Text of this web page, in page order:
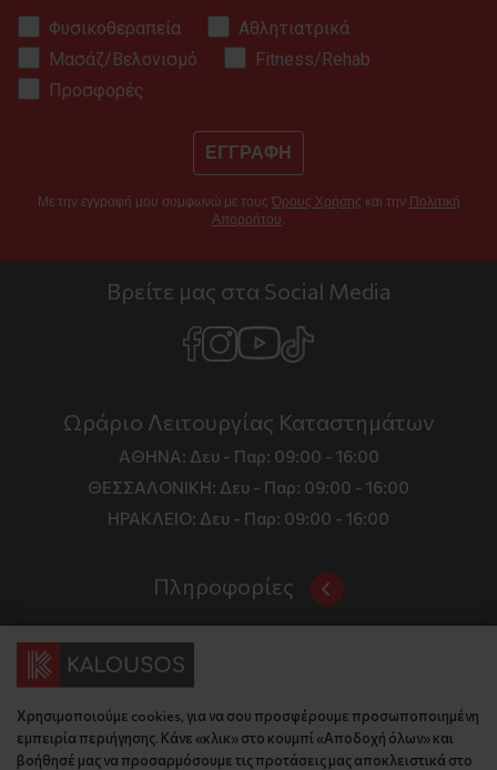
Φυσικοθεραπεία
Αθλητιατρικά
Μασάζ/Βελονισμό
Fitness/Rehab
Προσφορές
ΕΓΓΡΑΦΗ
Με την εγγραφή μου συμφωνώ με τους Όρους Χρήσης και την Πολιτική
Απορρήτου.
Βρείτε μας στα Social Media
Ωράριο Λειτουργίας Καταστημάτων
ΑΘΗΝΑ: Δευ - Παρ: 09:00 - 16:00
ΘΕΣΣΑΛΟΝΙΚΗ: Δευ - Παρ: 09:00 - 16:00
ΗΡΑΚΛΕΙΟ: Δευ - Παρ: 09:00 - 16:00
Πληροφορίες
Όροι και Προϋποθέσεις
Τιμές, Τρόποι Αποστολής και Πληρωμής
Πολιτική Απορρήτου
Κώδικας Δεοντολογίας
Εταιρικό Προφίλ
Επικοινωνία
Διεύθυνση
Έδρα: Γράμμου 29, 18345 , Μοσχάτο Αττική
Θεσ/νίκη: Λυσάνδρου 8, 54642, Θεσσαλονίκη
Κρήτη: Θερίσου 52, 71305, Ηράκλειο
Χρησιμοποιούμε cookies, για να σου προσφέρουμε προσωποποιημένη
εμπειρία περιήγησης. Κάνε «κλικ» στο κουμπί «Αποδοχή όλων» και
βοήθησέ μας να προσαρμόσουμε τις προτάσεις μας αποκλειστικά στο